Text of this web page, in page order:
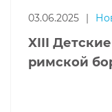
03.06.2025 |
XIII
римской